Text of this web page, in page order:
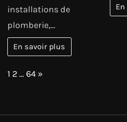
installations de
plomberie,…
En savoir plus
Page:
1 2… 64 Next
»